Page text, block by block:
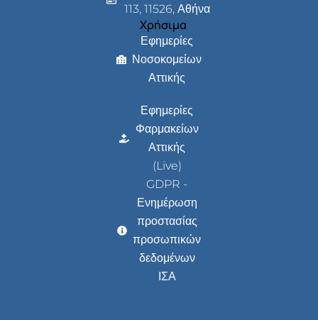
113, 11526, Αθήνα
Χρήσιμα
Εφημερίες
Νοσοκομείων
Αττικής
Εφημερίες
Φαρμακείων
Αττικής
(Live)
GDPR -
Ενημέρωση
προστασίας
προσωπικών
δεδομένων
ΙΣΑ